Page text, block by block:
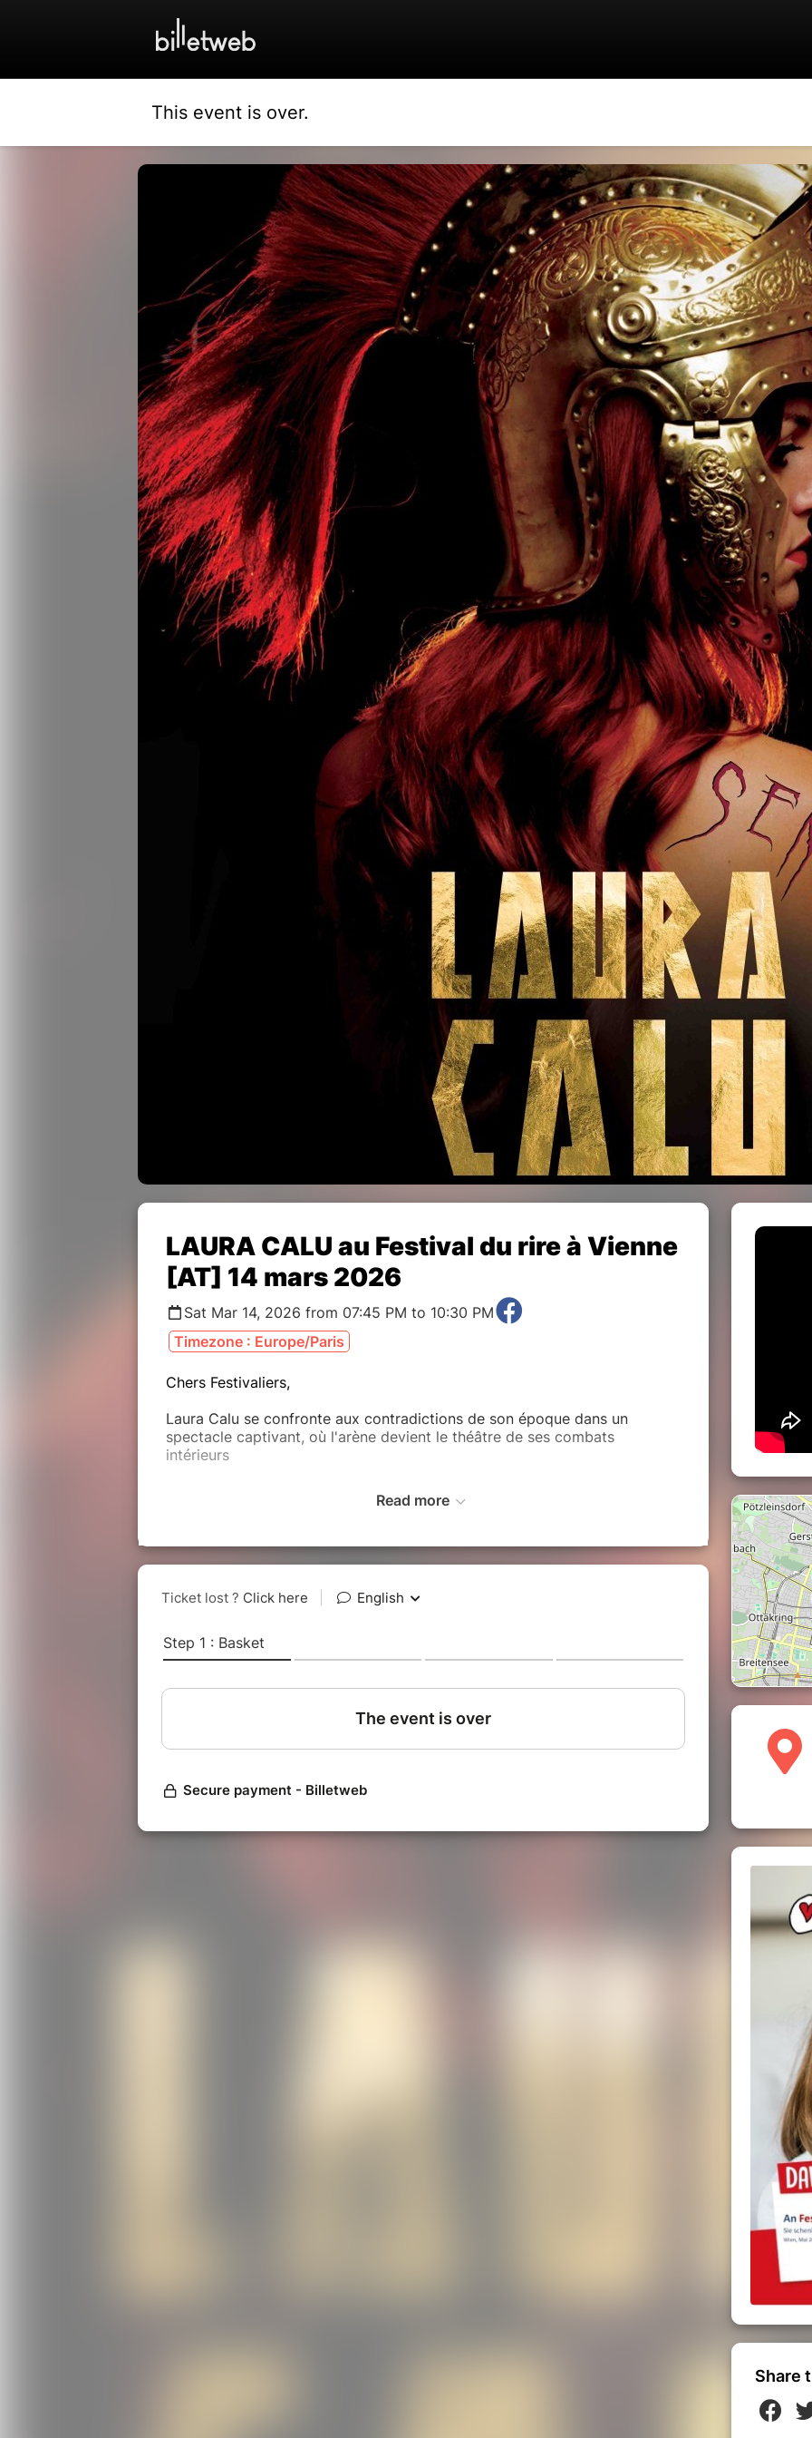
This event is over.
LAURA CALU au Festival du rire à Vienne
[AT] 14 mars 2026
Sat Mar 14, 2026 from 07:45 PM to 10:30 PM
Timezone : Europe/Paris
Chers Festivaliers,
Laura Calu se confronte aux contradictions de son époque dans un
spectacle captivant, où l'arène devient le théâtre de ses combats
intérieurs
19h45/20hDébut du spectacle
Et bien sûr Le Festival du rire renouvelle son engagement à soutenir
l'association des "Rote Nasen" (
Nez rouges - les docteurs clowns)
redonner le sourire aux enfants dans les hôpitaux. Rions ensemble pour la
bonne cause!
BANZAI!
Read more
Share